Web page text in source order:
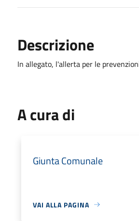
Descrizione
In allegato, l'allerta per le
A cura di
Giunta Comunale
VAI ALLA PAGINA